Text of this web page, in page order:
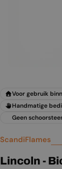
Voor gebruik
Handmatige
Geen
ScandiFlames
Lincoln -